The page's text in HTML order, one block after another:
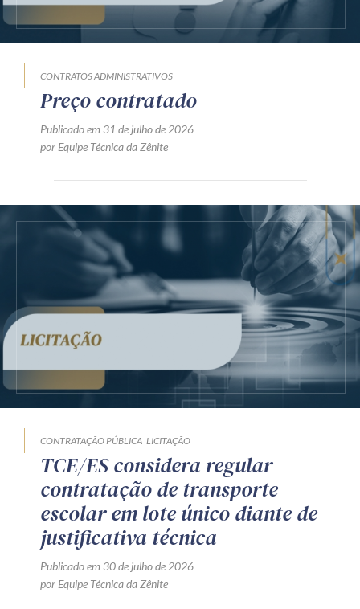
CONTRATOS ADMINISTRATIVOS
Preço contratado
Publicado em 31 de julho de 2026
por Equipe Técnica da Zênite
CONTRATAÇÃO PÚBLICA LICITAÇÃO
TCE/ES considera regular
contratação de transporte
escolar em lote único diante de
justificativa técnica
Publicado em 30 de julho de 2026
por Equipe Técnica da Zênite